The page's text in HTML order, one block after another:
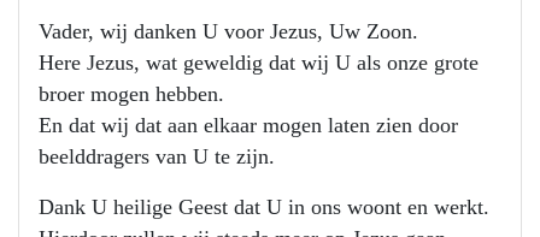
Vader, wij danken U voor Jezus, Uw Zoon.
Here Jezus, wat geweldig dat wij U als onze grote
broer mogen hebben.
En dat wij dat aan elkaar mogen laten zien door
beelddragers van U te zijn.
Dank U heilige Geest dat U in ons woont en werkt.